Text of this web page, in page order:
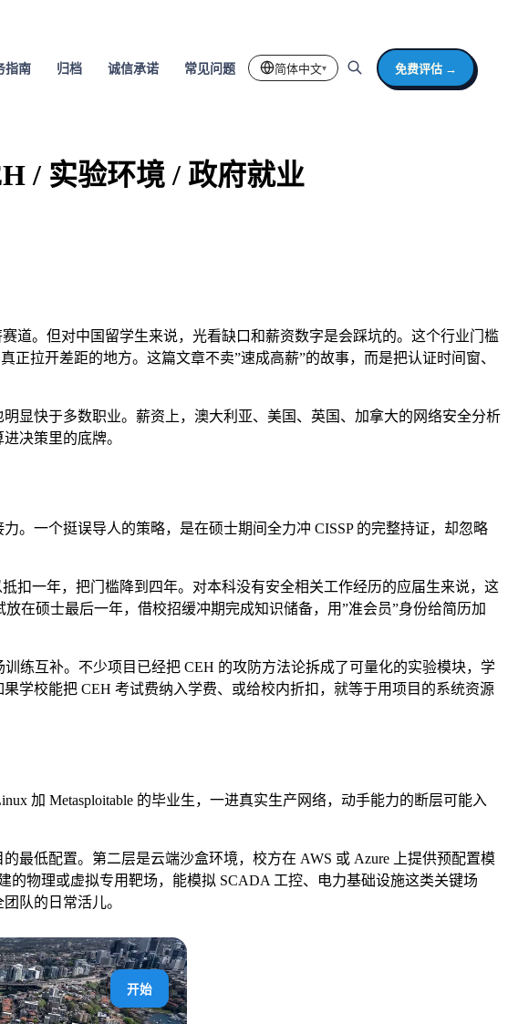
指南 归档 诚信承诺 常见问题 简体中文▾ 免费评估 →
/ 实验环境 / 政府就业
。但对中国留学生来说，光看缺口和薪资数字是会踩坑的。这个行业门槛
拉开差距的地方。这篇文章不卖”速成高薪”的故事，而是把认证时间窗、
显快于多数职业。薪资上，澳大利亚、美国、英国、加拿大的网络安全分析
决策里的底牌。
。一个挺误导人的策略，是在硕士期间全力冲 CISSP 的完整持证，却忽略
扣一年，把门槛降到四年。对本科没有安全相关工作经历的应届生来说，这
在硕士最后一年，借校招缓冲期完成知识储备，用”准会员”身份给简历加
练互补。不少项目已经把 CEH 的攻防方法论拆成了可量化的实验模块，学
学校能把 CEH 考试费纳入学费、或给校内折扣，就等于用项目的系统资源
加 Metasploitable 的毕业生，一进真实生产网络，动手能力的断层可能入
最低配置。第二层是云端沙盒环境，校方在 AWS 或 Azure 上提供预配置模
的物理或虚拟专用靶场，能模拟 SCADA 工控、电力基础设施这类关键场
队的日常活儿。
开始